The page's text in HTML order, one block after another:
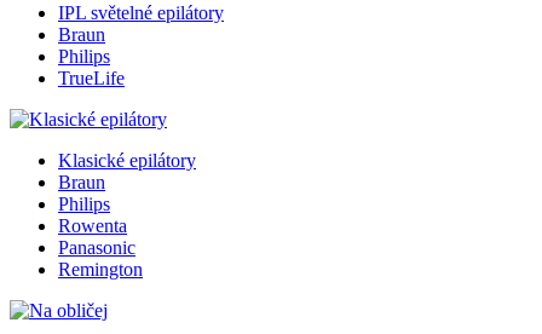
IPL světelné epilátory
Braun
Philips
TrueLife
Klasické epilátory
Braun
Philips
Rowenta
Panasonic
Remington